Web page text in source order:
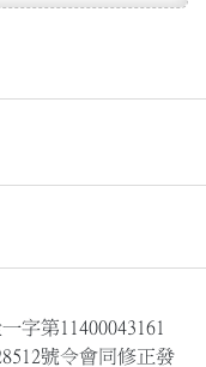
字第11400043161
號令會同修正發